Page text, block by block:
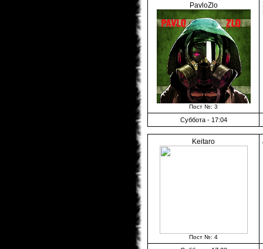
PavloZlo
Пост №: 3
Суббота - 17:04
Keitaro
Пост №: 4